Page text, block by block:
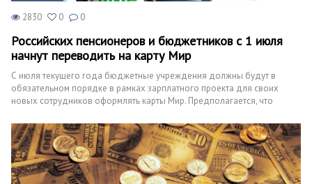
2830 0 0
Российских пенсионеров и бюджетников с 1 июля
начнут переводить на карту Мир
С июля текущего года бюджетные учреждения должны будут в
обязательном порядке в рамках зарплатного проекта для своих
новых сотрудников оформлять карты Мир. Предполагается, что
Национальную систему ко второй половине следующего года.